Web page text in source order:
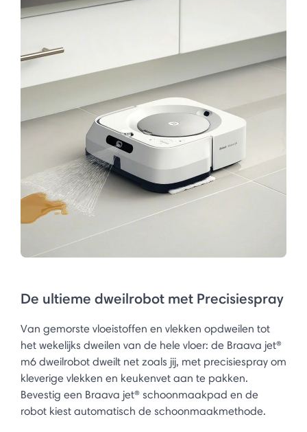
De ultieme dweilrobot met Precisiespray
Van gemorste vloeistoffen en vlekken opdweilen tot
het wekelijks dweilen van de hele vloer: de Braava jet®
m6 dweilrobot dweilt net zoals jij, met precisiespray om
kleverige vlekken en keukenvet aan te pakken.
Bevestig een Braava jet® schoonmaakpad en de
robot kiest automatisch de schoonmaakmethode.